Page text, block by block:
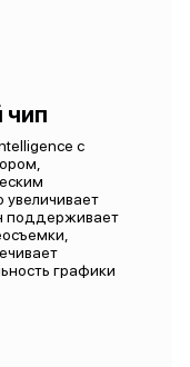
с
увеличивает
поддерживает
графики